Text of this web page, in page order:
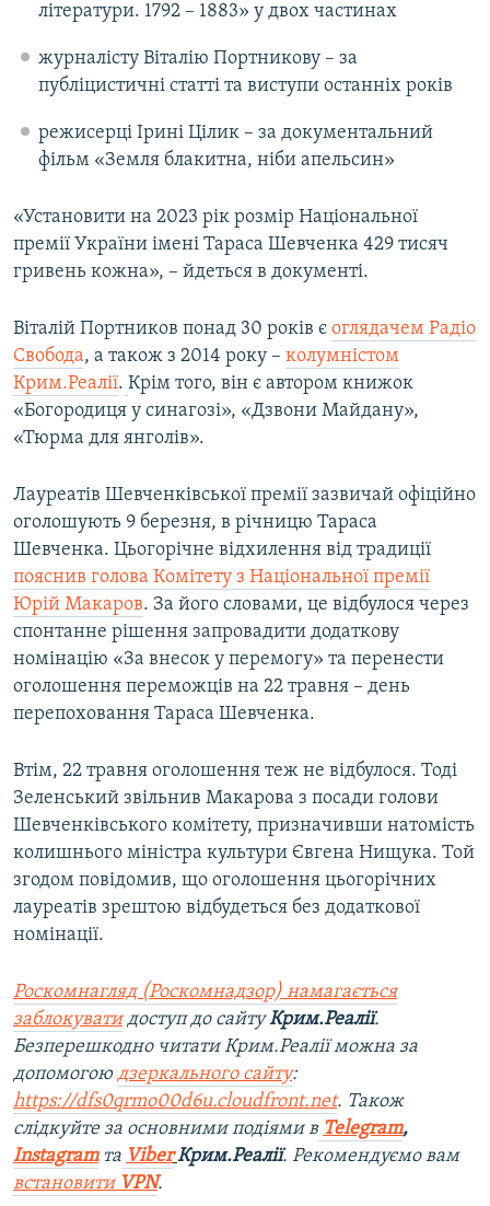
літератури. 1792 – 1883» у двох частинах
журналісту Віталію Портникову – за
публіцистичні статті та виступи останніх років
режисерці Ірині Цілик – за документальний
фільм «Земля блакитна, ніби апельсин»
«Установити на 2023 рік розмір Національної
премії України імені Тараса Шевченка 429 тисяч
гривень кожна», – йдеться в документі.
Віталій Портников понад 30 років є оглядачем Радіо
Свобода, а також з 2014 року – колумністом
Крим.Реалії. Крім того, він є автором книжок
«Богородиця у синагозі», «Дзвони Майдану»,
«Тюрма для янголів».
Лауреатів Шевченківської премії зазвичай офіційно
оголошують 9 березня, в річницю Тараса
Шевченка. Цьогорічне відхилення від традиції
пояснив голова Комітету з Національної премії
Юрій Макаров. За його словами, це відбулося через
спонтанне рішення запровадити додаткову
номінацію «За внесок у перемогу» та перенести
оголошення переможців на 22 травня – день
перепоховання Тараса Шевченка.
Втім, 22 травня оголошення теж не відбулося. Тоді
Зеленський звільнив Макарова з посади голови
Шевченківського комітету, призначивши натомість
колишнього міністра культури Євгена Нищука. Той
згодом повідомив, що оголошення цьогорічних
лауреатів зрештою відбудеться без додаткової
номінації.
Роскомнагляд (Роскомнадзор) намагається
заблокуватидоступ до сайтуКрим.Реалії.
Безперешкодно читати Крим.Реалії можна за
допомогою дзеркального сайту:
https://dfs0qrmo00d6u.cloudfront.net. Також
слідкуйте за основними подіями в Telegram,
Instagramта Viber Крим.Реалії. Рекомендуємо вам
встановити VPN.